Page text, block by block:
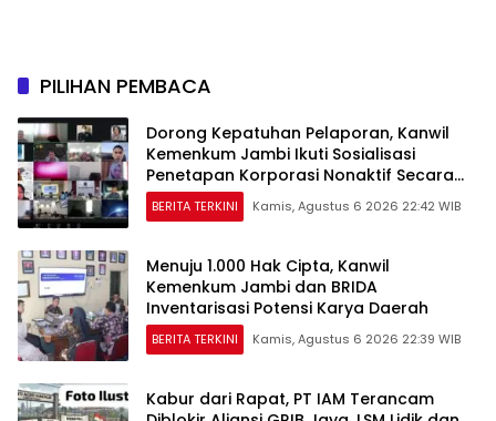
PILIHAN PEMBACA
Dorong Kepatuhan Pelaporan, Kanwil
Kemenkum Jambi Ikuti Sosialisasi
Penetapan Korporasi Nonaktif Secara
Administratif
BERITA TERKINI Kamis, Agustus 6 2026 22:42 WIB
Menuju 1.000 Hak Cipta, Kanwil
Kemenkum Jambi dan BRIDA
Inventarisasi Potensi Karya Daerah
BERITA TERKINI Kamis, Agustus 6 2026 22:39 WIB
Kabur dari Rapat, PT IAM Terancam